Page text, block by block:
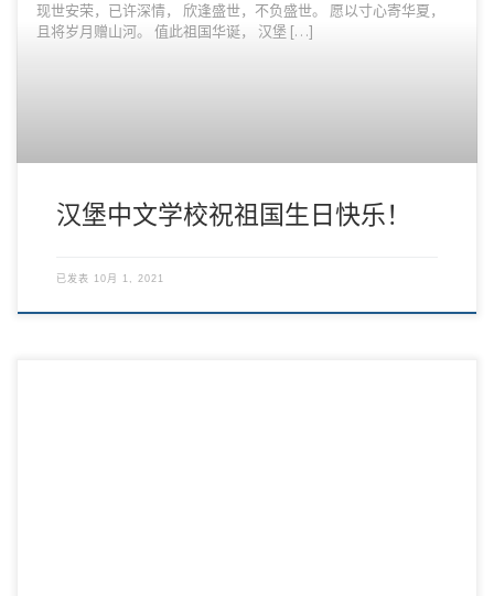
现世安荣，已许深情， 欣逢盛世，不负盛世。 愿以寸心寄华夏，
且将岁月赠山河。 值此祖国华诞， 汉堡 […]
汉堡中文学校祝祖国生日快乐！
已发表 10月 1, 2021